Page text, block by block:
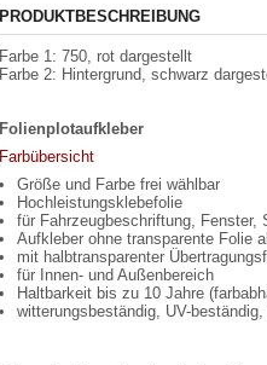
PRODUKTBESCHREIBUNG
Farbe 1: 750, rot dargestellt
Farbe 2: Hintergrund, schwarz
Folienplotaufkleber
Farbübersicht
Größe und Farbe frei wählbar
Hochleistungsklebefolie
für Fahrzeugbeschriftung, Fenster,
Aufkleber ohne transparente Folie
mit halbtransparenter
für Innen- und Außenbereich
Haltbarkeit bis zu 10 Jahre
witterungsbeständig, UV-